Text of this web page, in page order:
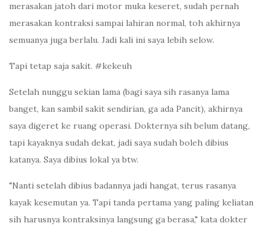
merasakan jatoh dari motor muka keseret, sudah pernah
merasakan kontraksi sampai lahiran normal, toh akhirnya
semuanya juga berlalu. Jadi kali ini saya lebih selow.
Tapi tetap saja sakit. #kekeuh
Setelah nunggu sekian lama (bagi saya sih rasanya lama
banget, kan sambil sakit sendirian, ga ada Pancit), akhirnya
saya digeret ke ruang operasi. Dokternya sih belum datang,
tapi kayaknya sudah dekat, jadi saya sudah boleh dibius
katanya. Saya dibius lokal ya btw.
"Nanti setelah dibius badannya jadi hangat, terus rasanya
kayak kesemutan ya. Tapi tanda pertama yang paling keliatan
sih harusnya kontraksinya langsung ga berasa," kata dokter